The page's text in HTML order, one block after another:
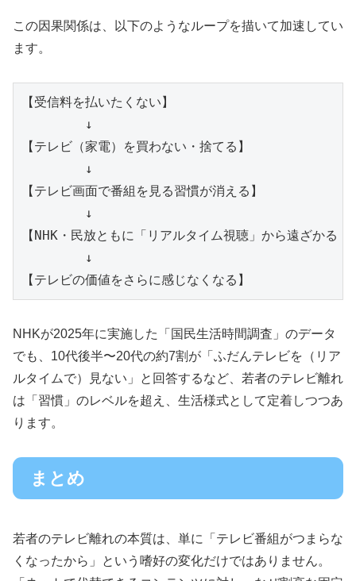
この因果関係は、以下のようなループを描いて加速してい
ます。
【受信料を払いたくない】
        ↓
【テレビ（家電）を買わない・捨てる】
        ↓
【テレビ画面で番組を見る習慣が消える】
        ↓
【NHK・民放ともに「リアルタイム視聴」から遠ざかる
        ↓
NHKが2025年に実施した「国民生活時間調査」のデータ
でも、10代後半〜20代の約7割が「ふだんテレビを（リア
ルタイムで）見ない」と回答するなど、若者のテレビ離れ
は「習慣」のレベルを超え、生活様式として定着しつつあ
ります。
まとめ
若者のテレビ離れの本質は、単に「テレビ番組がつまらな
くなったから」という嗜好の変化だけではありません。